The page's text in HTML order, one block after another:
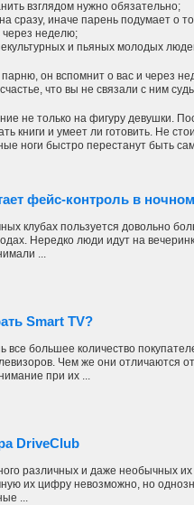
взглядом нужно обязательно;
сразу, иначе парень подумает о
неделю;
и пьяных молодых
он вспомнит о вас и через
что вы не связали с ним
не только на фигуру девушки.
книги и умеет ли готовить. Не
ноги быстро перестанут быть
фейс-контроль в
клубах пользуется довольно
Нередко люди идут на
...
Smart TV?
все большее количество
Чем же они отличаются
при их ...
DriveClub
различных и даже необычных
их цифру невозможно, но
...